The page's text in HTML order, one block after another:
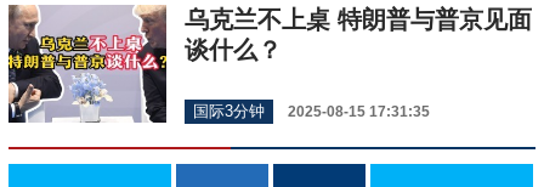
乌克兰不上桌 特朗普与普京见面
谈什么？
国际3分钟 2025-08-15 17:31:35